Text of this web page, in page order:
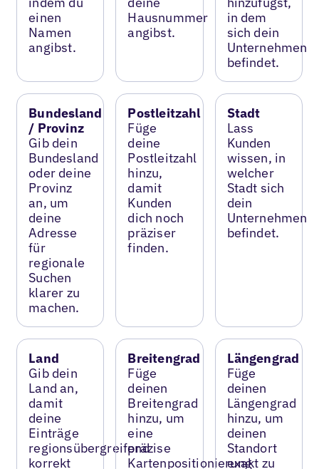
einen
Namen
angibst.
Hausnummer
angibst.
in dem
sich dein
Unternehmen
befindet.
Bundesland
/ Provinz
Gib dein
Bundesland
oder deine
Provinz
an, um
deine
Adresse
für
regionale
Suchen
klarer zu
machen.
Postleitzahl
Füge
deine
Postleitzahl
hinzu,
damit
Kunden
dich noch
präziser
finden.
Stadt
Lass
Kunden
wissen, in
welcher
Stadt sich
dein
Unternehmen
befindet.
Land
Gib dein
Land an,
damit
deine
Einträge
regionsübergreifend
korrekt
Breitengrad
Füge
deinen
Breitengrad
hinzu, um
eine
präzise
Kartenpositionierung
Längengrad
Füge
deinen
Längengrad
hinzu, um
deinen
Standort
exakt zu